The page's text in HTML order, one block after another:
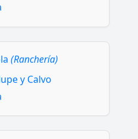
(Ranchería)
y Calvo